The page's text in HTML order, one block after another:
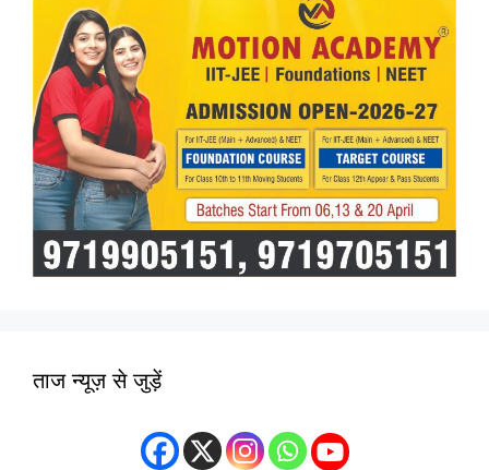
ताज न्यूज़ से जुड़ें